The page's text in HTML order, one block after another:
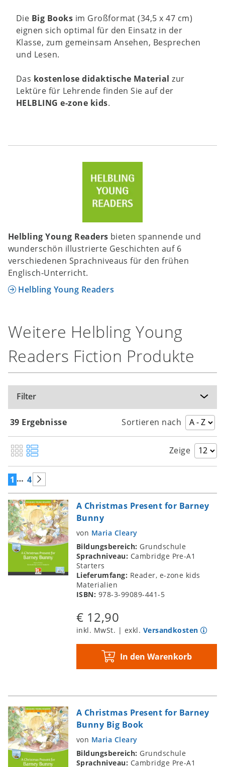
Die Big Books im Großformat (34,5 x 47 cm)
eignen sich optimal für den Einsatz in der
Klasse, zum gemeinsam Ansehen, Besprechen
und Lesen.
Das kostenlose didaktische Material zur
Lektüre für Lehrende finden Sie auf der
HELBLING e-zone kids.
Helbling Young Readers bieten spannende und
wunderschön illustrierte Geschichten auf 6
verschiedenen Sprachniveaus für den frühen
Englisch-Unterricht.
Helbling Young Readers
Weitere Helbling Young
Readers Fiction Produkte
Filter
39 Ergebnisse Sortieren nach
Zeige
1 … 4
A Christmas Present for Barney
Bunny
von Maria Cleary
Bildungsbereich: Grundschule
Sprachniveau: Cambridge Pre-A1
Starters
Lieferumfang: Reader, e-zone kids
Materialien
ISBN: 978-3-99089-441-5
€ 12,90
inkl. MwSt. | exkl. Versandkosten
In den Warenkorb
A Christmas Present for Barney
Bunny Big Book
von Maria Cleary
Bildungsbereich: Grundschule
Sprachniveau: Cambridge Pre-A1